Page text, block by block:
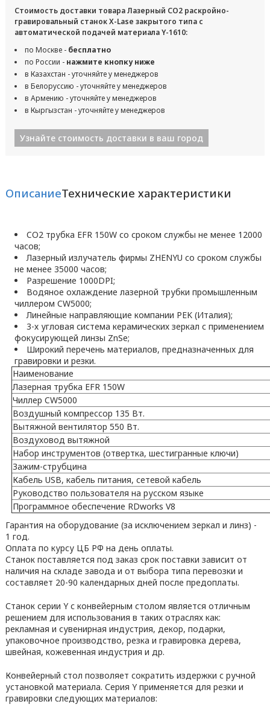
Стоимость доставки товара Лазерный CO2 раскройно-
гравировальный станок X-Lase закрытого типа с
автоматической подачей материала Y-1610:
по Москве - бесплатно
по России - нажмите кнопку ниже
в Казахстан - уточняйте у менеджеров
в Белоруссию - уточняйте у менеджеров
в Армению - уточняйте у менеджеров
в Кыргызстан - уточняйте у менеджеров
Узнайте стоимость доставки в ваш город
ОписаниеТехнические характеристики
CO2 трубка EFR 150W со сроком службы не менее 12000
часов;
Лазерный излучатель фирмы ZHENYU со сроком службы
не менее 35000 часов;
Разрешение 1000DPI;
Водяное охлаждение лазерной трубки промышленным
чиллером CW5000;
Линейные направляющие компании PEK (Италия);
3-х угловая система керамических зеркал с применением
фокусирующей линзы ZnSe;
Широкий перечень материалов, предназначенных для
гравировки и резки.
Наименование
Лазерная трубка EFR 150W
Чиллер CW5000
Воздушный компрессор 135 Вт.
Вытяжной вентилятор 550 Вт.
Воздуховод вытяжной
Набор инструментов (отвертка, шестигранные ключи)
Зажим-струбцина
Кабель USB, кабель питания, сетевой кабель
Руководство пользователя на русском языке
Программное обеспечение RDworks V8
Гарантия на оборудование (за исключением зеркал и линз) -
1 год.
Оплата по курсу ЦБ РФ на день оплаты.
Станок поставляется под заказ срок поставки зависит от
наличия на складе завода и от выбора типа перевозки и
составляет 20-90 календарных дней после предоплаты.
Станок серии Y с конвейерным столом является отличным
решением для использования в таких отраслях как:
рекламная и сувенирная индустрия, декор, подарки,
упаковочное производство, резка и гравировка дерева,
швейная, кожевенная индустрия и др.
Конвейерный стол позволяет сократить издержки с ручной
установкой материала. Серия Y применяется для резки и
гравировки следующих материалов: